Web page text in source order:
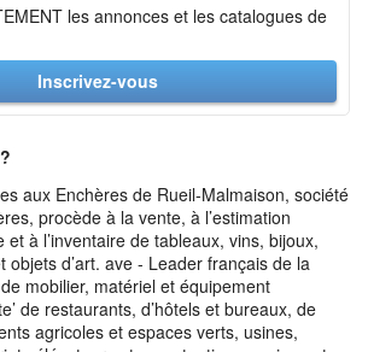
les annonces et les catalogues de
Inscrivez-vous
aux Enchères de Rueil-Malmaison, société
procède à la vente, à l’estimation
et à l’inventaire de tableaux, vins, bijoux,
objets d’art. ave - Leader français de la
mobilier, matériel et équipement
de restaurants, d’hôtels et bureaux, de
agricoles et espaces verts, usines,